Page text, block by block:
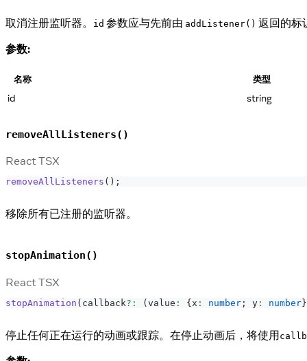
取消注册监听器。 id 参数应与先前由 addListener() 返回的标
参数:
名称 类型
id string
removeAllListeners()
React TSX
removeAllListeners ( ) ;
移除所有已注册的监听器。
stopAnimation()
React TSX
stopAnimation ( callback? : ( value : { x : number ; y : number }
停止任何正在运行的动画或跟踪。在停止动画后，将使用